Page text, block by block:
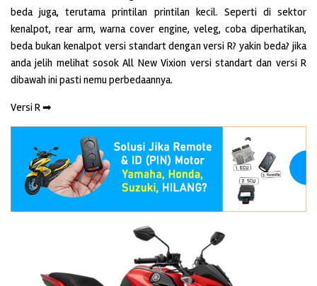
beda juga, terutama printilan printilan kecil. Seperti di sektor
kenalpot, rear arm, warna cover engine, veleg, coba diperhatikan,
beda bukan kenalpot versi standart dengan versi R? yakin beda? jika
anda jelih melihat sosok All New Vixion versi standart dan versi R
dibawah ini pasti nemu perbedaannya.
Versi R ➡